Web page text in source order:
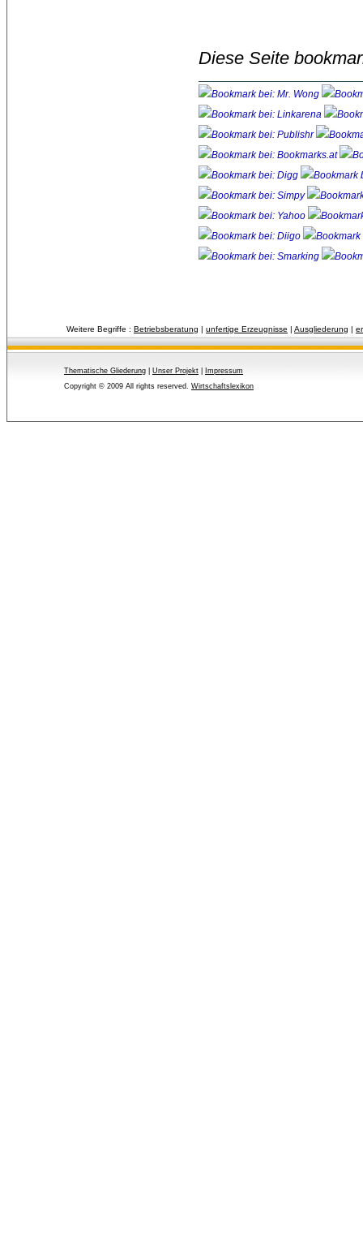
Diese Seite
Weitere Begriffe : Betriebsberatung | unfertige Erzeugnisse | Ausgliederung |
Thematische Gliederung Unser Projekt
Impressum
Copyright © 2009 All rights reserved. Wirtschaftslexikon